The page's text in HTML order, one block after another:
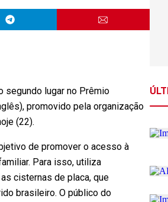
segundo lugar no Prêmio
promovido pela organização
(22).
de promover o acesso à
Para isso, utiliza
cisternas de placa, que
brasileiro. O público do